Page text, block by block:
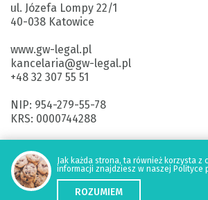
Jak każda strona, ta również korzysta z
informacji znajdziesz w naszej Polityce
ROZUMIEM
ul. Józefa Lompy 22/1
40-038 Katowice
www.gw-legal.pl
kancelaria@gw-legal.pl
+48 32 307 55 51
NIP: 954-279-55-78
KRS: 0000744288
40 1050 1214 1000 0092 5920 3355